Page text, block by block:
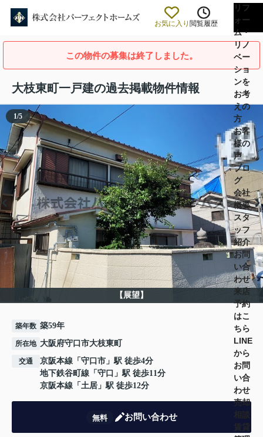
お気に入り 閲覧履歴
リフ
ォー
ム・
リノ
ベー
ショ
ンを
お考
えの
方
お客
様の
声
ブロ
グ
会社
概要
スタ
ッフ
紹介
お問
い合
わせ
来店
予約
はこ
ちら
LINE
から
お問
い合
わせ
売却
この物件の募集は終了しました。
大枝東町一戸建の過去掲載物件情報
【展望】
1/5
築年数 築59年
所在地 大阪府守口市大枝東町
交通 京阪本線 「 守口市 」駅 徒歩4分
地下鉄谷町線 「 守口 」駅 徒歩11分
京阪本線 「 土居 」駅 徒歩12分
無料 お問い合わせ